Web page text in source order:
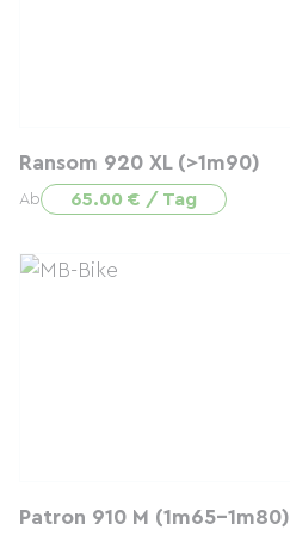
Ransom 920 XL (>1m90)
Ab 65.00 € / Tag
Patron 910 M (1m65-1m80)